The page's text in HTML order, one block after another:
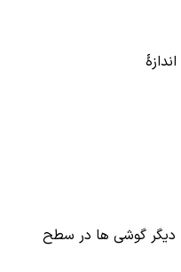
دیگر گوشی ها در سطح